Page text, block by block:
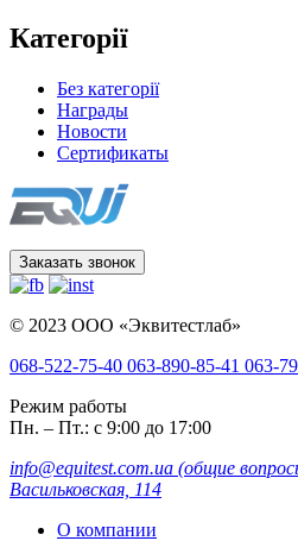
Категорії
Без категорії
Награды
Новости
Сертификаты
Заказать звонок
© 2023 ООО «Эквитестлаб»
068-522-75-40 063-890-85-41 063-
Режим работы
Пн. – Пт.: с 9:00 до 17:00
info@equitest.com.ua (общие
Васильковская, 114
О компании